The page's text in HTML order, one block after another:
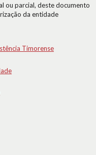
ou parcial, deste documento
da entidade
Timorense